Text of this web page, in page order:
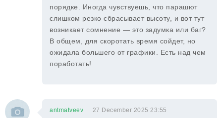
порядке. Иногда чувствуешь, что парашют
слишком резко сбрасывает высоту, и вот тут
возникает сомнение — это задумка или баг?
В общем, для скоротать время сойдет, но
ожидала большего от графики. Есть над чем
поработать!
antmatveev 27 December 2025 23:55